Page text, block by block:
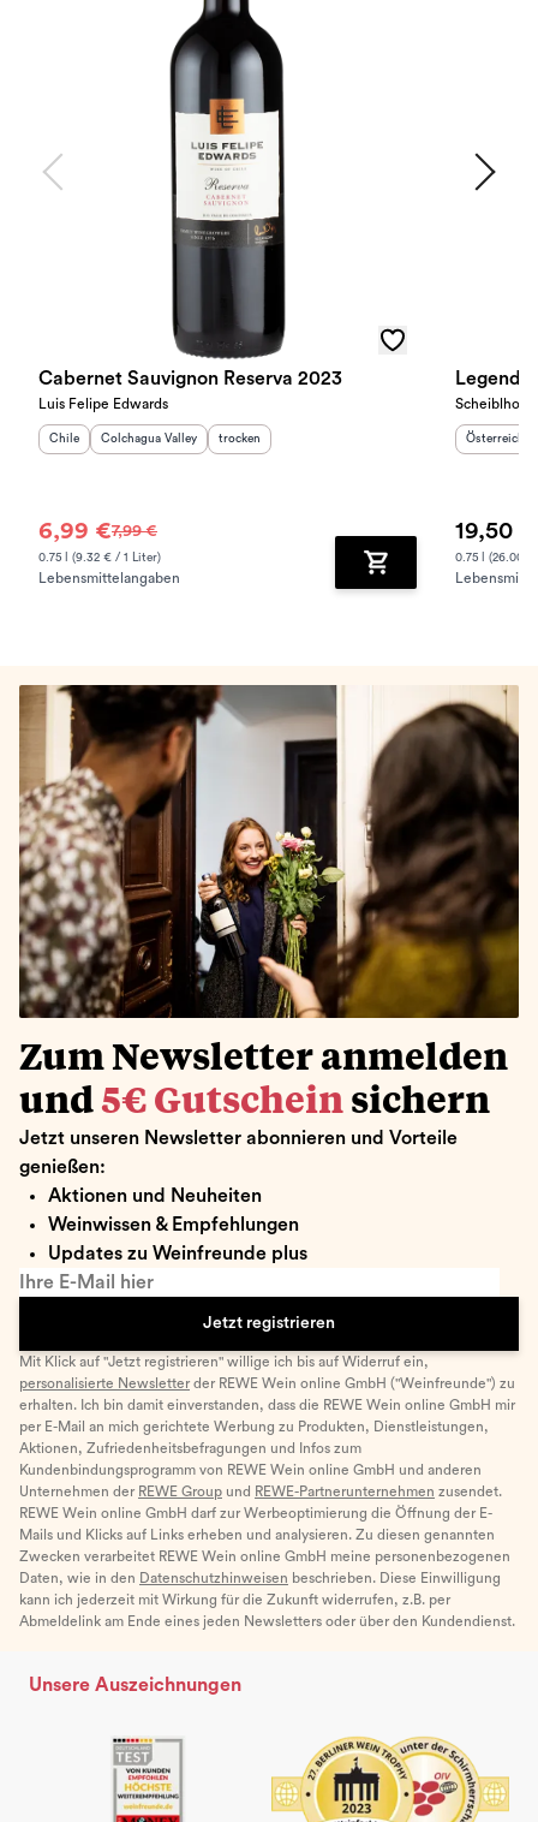
Cabernet Sauvignon Reserva 2023
Luis Felipe Edwards
Herkunftsland:
Chile Herkunftsregion:
Colchagua Valley Geschmack
trocken
6,99 €7,99 €
0.75 l (9.32 € / 1 Liter)
Lebensmittelangaben Zum Warenkorb
Legends
Scheiblhofer
Österreich
19,50 €
0.75 l (26.00 €
Zum Newsletter anmelden
und 5€ Gutschein sichern
Jetzt unseren Newsletter abonnieren und Vorteile
genießen:
Aktionen und Neuheiten
Weinwissen & Empfehlungen
Updates zu Weinfreunde plus
Ihre E-Mail hier
Jetzt registrieren
Mit Klick auf "Jetzt registrieren" willige ich bis auf Widerruf ein,
personalisierte Newsletter der REWE Wein online GmbH ("Weinfreunde") zu
erhalten. Ich bin damit einverstanden, dass die REWE Wein online GmbH mir
per E-Mail an mich gerichtete Werbung zu Produkten, Dienstleistungen,
Aktionen, Zufriedenheitsbefragungen und Infos zum
Kundenbindungsprogramm von REWE Wein online GmbH und anderen
Unternehmen der REWE Group und REWE-Partnerunternehmen zusendet.
REWE Wein online GmbH darf zur Werbeoptimierung die Öffnung der E-
Mails und Klicks auf Links erheben und analysieren. Zu diesen genannten
Zwecken verarbeitet REWE Wein online GmbH meine personenbezogenen
Daten, wie in den Datenschutzhinweisen beschrieben. Diese Einwilligung
kann ich jederzeit mit Wirkung für die Zukunft widerrufen, z.B. per
Abmeldelink am Ende eines jeden Newsletters oder über den Kundendienst.
Unsere Auszeichnungen